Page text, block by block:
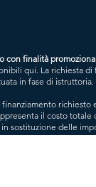
con finalità
qui. La richiesta
in fase di istruttoria.
richiesto
il costo
sostituzione delle
€. I costi per